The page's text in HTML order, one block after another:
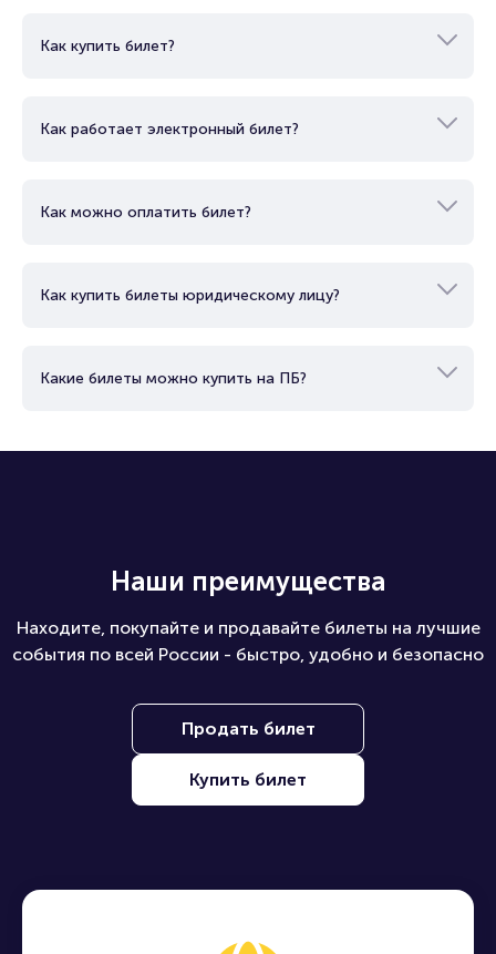
Как купить билет?
Как работает электронный билет?
Как можно оплатить билет?
Как купить билеты юридическому лицу?
Какие билеты можно купить на ПБ?
Наши преимущества
Находите, покупайте и продавайте билеты на лучшие
события по всей России - быстро, удобно и безопасно
Продать билет
Купить билет